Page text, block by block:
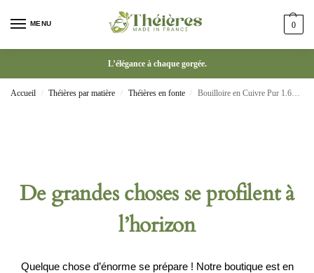
MENU 0
L’élégance à chaque gorgée.
Accueil / Théières par matière / Théières en fonte / Bouilloire en Cuivre Pur 1.6L – Théière Antique Sculptée
De grandes choses se profilent à
l’horizon
Quelque chose d’énorme se prépare ! Notre boutique est en